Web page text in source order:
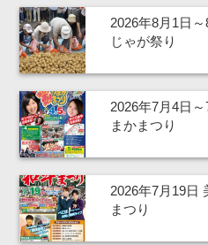
2026年8月1日
じゃが祭り
2026年7月4日
まかまつり
2026年7月19日
まつり